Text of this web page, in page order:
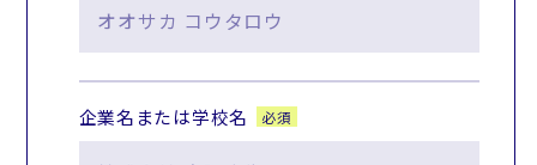
企業名または学校名 必須